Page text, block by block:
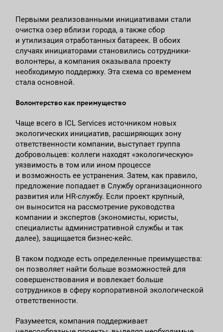
Первыми реализованными инициативами стали
очистка озер вблизи города, а также сбор
и утилизация отработанных батареек. В обоих
случаях инициаторами становились сотрудники-
волонтеры, а компания оказывала проекту
необходимую поддержку. Эта схема со временем
стала основной.
Волонтерство как преимущество
Чаще всего в ICL Services источником новых
экологических инициатив, расширяющих зону
ответственности компании, выступает группа
добровольцев: коллеги находят «экологическую»
уязвимость в том или ином процессе
и возможность ее устранения. Затем, как правило,
предложение попадает в Службу организационного
развития или HR-службу. Если проект крупный,
он выносится на рассмотрение руководства
компании и экспертов (экономисты, юристы,
специалисты административной службы и так
далее), защищается бизнес-кейс.
В таком подходе есть определенные преимущества:
он позволяет найти больше возможностей для
совершенствования и вовлекает больше
сотрудников в сферу корпоративной экологической
ответственности.
Разумеется, компания поддерживает